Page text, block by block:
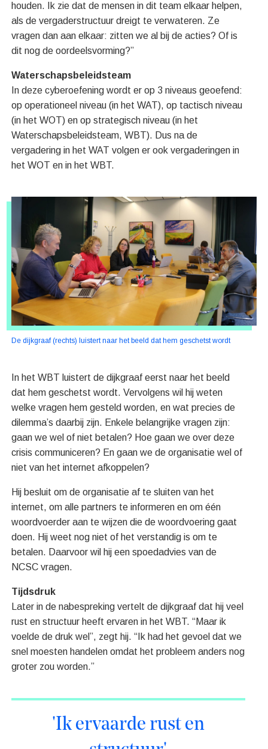
houden. Ik zie dat de mensen in dit team elkaar helpen,
als de vergaderstructuur dreigt te verwateren. Ze
vragen dan aan elkaar: zitten we al bij de acties? Of is
dit nog de oordeelsvorming?”
Waterschapsbeleidsteam
In deze cyberoefening wordt er op 3 niveaus geoefend:
op operationeel niveau (in het WAT), op tactisch niveau
(in het WOT) en op strategisch niveau (in het
Waterschapsbeleidsteam, WBT). Dus na de
vergadering in het WAT volgen er ook vergaderingen in
het WOT en in het WBT.
De dijkgraaf (rechts) luistert naar het beeld dat hem geschetst wordt
In het WBT luistert de dijkgraaf eerst naar het beeld
dat hem geschetst wordt. Vervolgens wil hij weten
welke vragen hem gesteld worden, en wat precies de
dilemma’s daarbij zijn. Enkele belangrijke vragen zijn:
gaan we wel of niet betalen? Hoe gaan we over deze
crisis communiceren? En gaan we de organisatie wel of
niet van het internet afkoppelen?
Hij besluit om de organisatie af te sluiten van het
internet, om alle partners te informeren en om één
woordvoerder aan te wijzen die de woordvoering gaat
doen. Hij weet nog niet of het verstandig is om te
betalen. Daarvoor wil hij een spoedadvies van de
NCSC vragen.
Tijdsdruk
Later in de nabespreking vertelt de dijkgraaf dat hij veel
rust en structuur heeft ervaren in het WBT. “Maar ik
voelde de druk wel”, zegt hij. “Ik had het gevoel dat we
snel moesten handelen omdat het probleem anders nog
groter zou worden.”
'Ik ervaarde rust en